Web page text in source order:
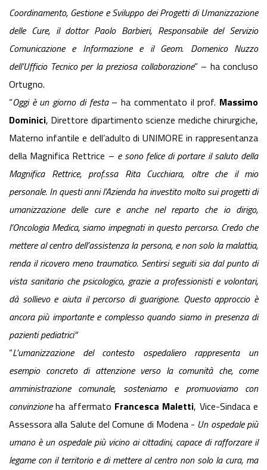
Coordinamento, Gestione e Sviluppo dei Progetti di Umanizzazione
delle Cure, il dottor Paolo Barbieri, Responsabile del Servizio
Comunicazione e Informazione e il Geom. Domenico Nuzzo
dell’Ufficio Tecnico per la preziosa collaborazione” – ha concluso
Ortugno.
“Oggi è un giorno di festa– ha commentato il prof. Massimo
Dominici, Direttore dipartimento scienze mediche chirurgiche,
Materno infantile e dell’adulto di UNIMORE in rappresentanza
della Magnifica Rettrice – e sono felice di portare il saluto della
Magnifica Rettrice, prof.ssa Rita Cucchiara, oltre che il mio
personale. In questi anni l’Azienda ha investito molto sui progetti di
umanizzazione delle cure e anche nel reparto che io dirigo,
l’Oncologia Medica, siamo impegnati in questo percorso. Credo che
mettere al centro dell’assistenza la persona, e non solo la malattia,
renda il ricovero meno traumatico. Sentirsi seguiti sia dal punto di
vista sanitario che psicologico, grazie a professionisti e volontari,
dà sollievo e aiuta il percorso di guarigione. Questo approccio è
ancora più importante e complesso quando siamo in presenza di
pazienti pediatrici”
“L’umanizzazione del contesto ospedaliero rappresenta un
esempio concreto di attenzione verso la comunità che, come
amministrazione comunale, sosteniamo e promuoviamo con
convinzioneha affermato Francesca Maletti, Vice-Sindaca e
Assessora alla Salute del Comune di Modena - Un ospedale più
umano è un ospedale più vicino ai cittadini, capace di rafforzare il
legame con il territorio e di mettere al centro non solo la cura, ma